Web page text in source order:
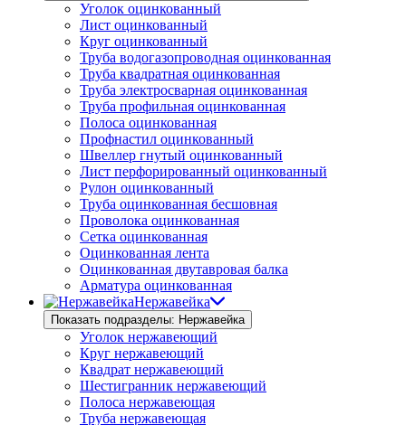
Уголок оцинкованный
Лист оцинкованный
Круг оцинкованный
Труба водогазопроводная оцинкованная
Труба квадратная оцинкованная
Труба электросварная оцинкованная
Труба профильная оцинкованная
Полоса оцинкованная
Профнастил оцинкованный
Швеллер гнутый оцинкованный
Лист перфорированный оцинкованный
Рулон оцинкованный
Труба оцинкованная бесшовная
Проволока оцинкованная
Сетка оцинкованная
Оцинкованная лента
Оцинкованная двутавровая балка
Арматура оцинкованная
Нержавейка
Показать подразделы: Нержавейка
Уголок нержавеющий
Круг нержавеющий
Квадрат нержавеющий
Шестигранник нержавеющий
Полоса нержавеющая
Труба нержавеющая